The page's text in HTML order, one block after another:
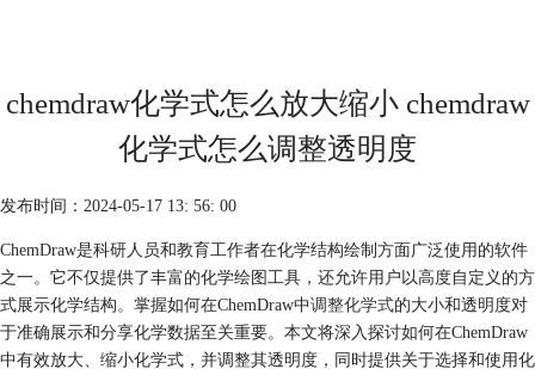
chemdraw化学式怎么放大缩小 chemdraw
化学式怎么调整透明度
发布时间：2024-05-17 13: 56: 00
ChemDraw是科研人员和教育工作者在化学结构绘制方面广泛使用的软件
之一。它不仅提供了丰富的化学绘图工具，还允许用户以高度自定义的方
式展示化学结构。掌握如何在ChemDraw中调整化学式的大小和透明度对
于准确展示和分享化学数据至关重要。本文将深入探讨如何在ChemDraw
中有效放大、缩小化学式，并调整其透明度，同时提供关于选择和使用化